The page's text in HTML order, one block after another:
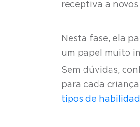
receptiva a
Nesta fase, ela
um papel muito
Sem dúvidas,
para cada
tipos de